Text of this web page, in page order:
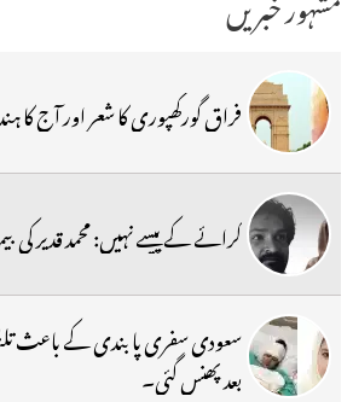
فراق گورکھپوری کا شعر اور آج کا
کرائے کے پیسے نہیں: محمد قدیر کی
سعودی سفری پابندی کے باعث
بعد پھنس گئی۔